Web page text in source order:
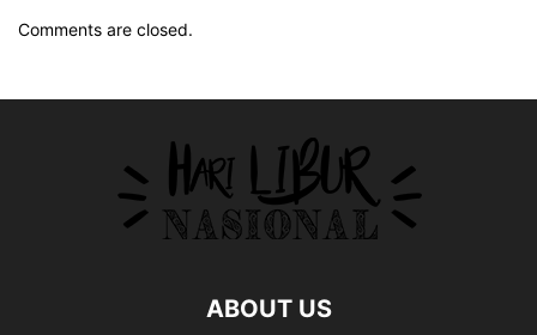
Comments are closed.
ABOUT US